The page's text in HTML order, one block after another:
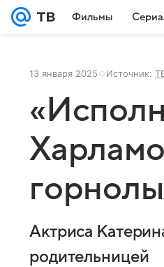
Фильмы
13 января 2025 Источник:
Актриса
родительницей